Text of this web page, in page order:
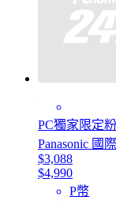
PC獨家限定
Panasonic 國
$3,088
$4,990
P幣